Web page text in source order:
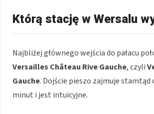
Którą stację w Wersalu
Najbliżej głównego wejścia do pałacu
Versailles Château Rive Gauche, czyli
Gauche. Dojście pieszo zajmuje stamtąd
minut i jest intuicyjne.